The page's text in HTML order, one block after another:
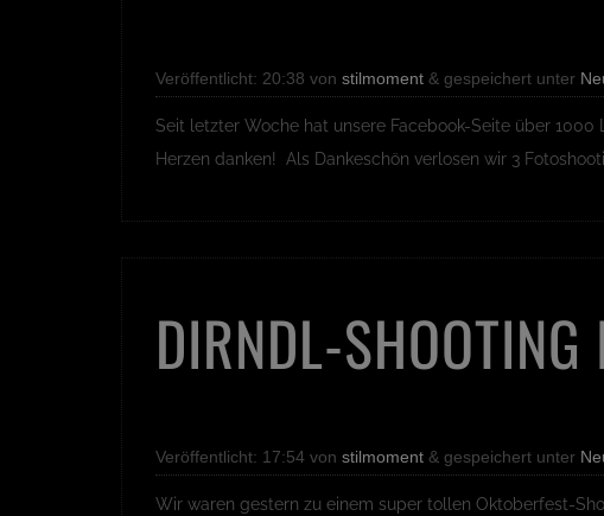
Veröffentlicht: 20:38 von stilmoment & gespeichert unter
Seit letzter Woche hat unsere Facebook-Seite über
Herzen danken! Als Dankeschön verlosen wir 3
DIRNDL-
Veröffentlicht: 17:54 von stilmoment & gespeichert unter
Wir waren gestern zu einem super tollen Oktoberfest-